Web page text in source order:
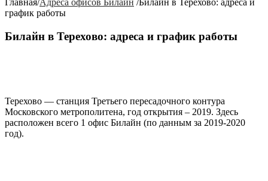
Главная/Адреса офисов Билайн /Билайн в Терехово: адреса и
график работы
Билайн в Терехово: адреса и график работы
Терехово — станция Третьего пересадочного контура
Московского метрополитена, год открытия – 2019. Здесь
расположен всего 1 офис Билайн (по данным за 2019-2020
год).